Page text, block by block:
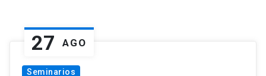
27 AGO
Seminarios